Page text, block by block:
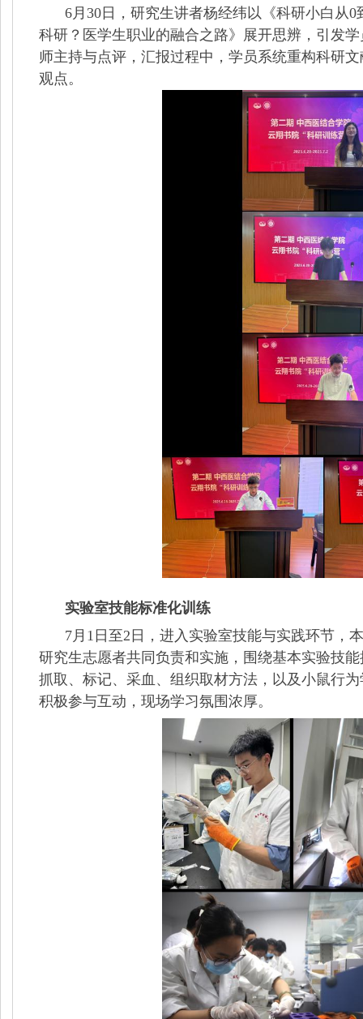
6月 30日，研究生讲者杨经纬以《科研小白从0
科研？医学生职业的融合之路》展开思辨，引发
师主持与点评，汇报过程中，学员系统重构科研
观点。
实验室技能标准化训练
7月 1 日至2 日，进入实验室技能与实践环节，
研究生志愿者共同负责和实施，围绕基本实验技
抓取、标记、采血、组织取材方法，以及小鼠行
积极参与互动，现场学习氛围浓厚。